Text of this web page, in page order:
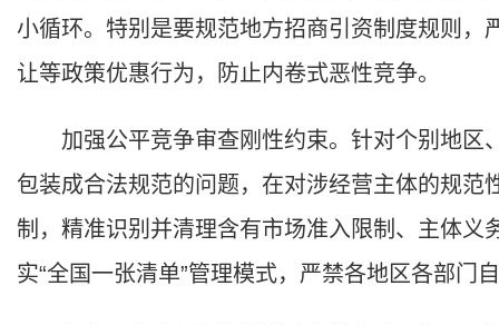
小循环。特别是要规范地方招商引资制度规则
让等政策优惠行为，防止内卷式恶性竞争。
加强公平竞争审查刚性约束。针对个别地区
包装成合法规范的问题，在对涉经营主体的规
制，精准识别并清理含有市场准入限制、主体
实“全国一张清单”管理模式，严禁各地区各部门